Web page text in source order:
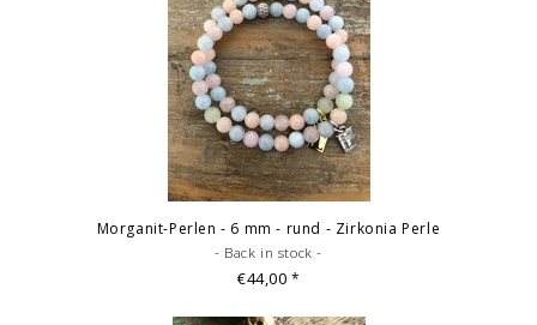
Morganit-Perlen - 6 mm - rund - Zirkonia Perle
- Back in stock -
€44,00*